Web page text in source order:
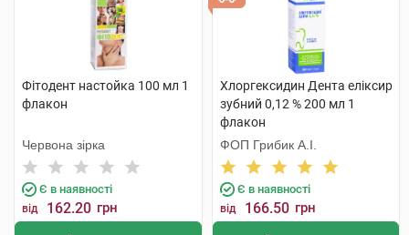
Фітодент настойка 100 мл 1
флакон
Червона зірка
Є в наявності
від 162.20 грн
Хлоргексидин Дента еліксир
зубний 0,12 % 200 мл 1
флакон
ФОП Грибик А.І.
Є в наявності
від 166.50 грн